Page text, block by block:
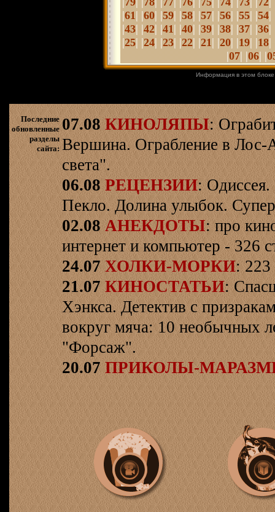
|61| |60| |59| |58||57| |56| |55| |54|
|43| |42| |41| |40| |39| |38| |37| |36|
|25| |24| |23| |22| |21| |20| |19| |18|
|07| |06| |
Информация в этом
Последние
обновленные
разделы
сайта:
07.08 КИНОЛЯПЫ:
Вершина. Ограбление в Лос-
света".
06.08 РЕЦЕНЗИИ:
Пекло. Долина улыбок.
02.08 АНЕКДОТЫ: про
интернет и компьютер - 326
24.07 ХОЛКИ-МОРКИ: 223
21.07 КИНОСТАТЬИ:
Хэнкса. Детектив с
вокруг мяча: 10 необычных
"Форсаж".
20.07 ПРИКОЛЫ-